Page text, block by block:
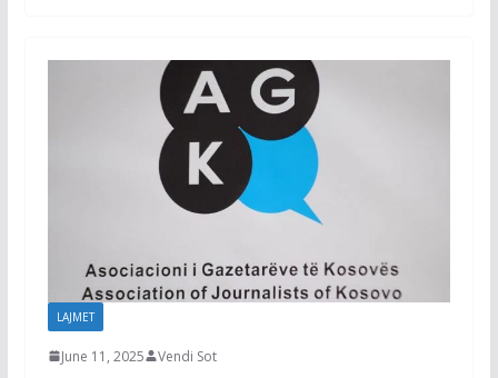
LAJMET
June 11, 2025 Vendi Sot